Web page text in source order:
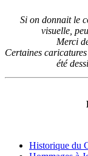
Si on donnait le
visuelle,
Merci
Certaines
été
Historique du